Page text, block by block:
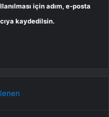
için adım, e-posta
kaydedilsin.